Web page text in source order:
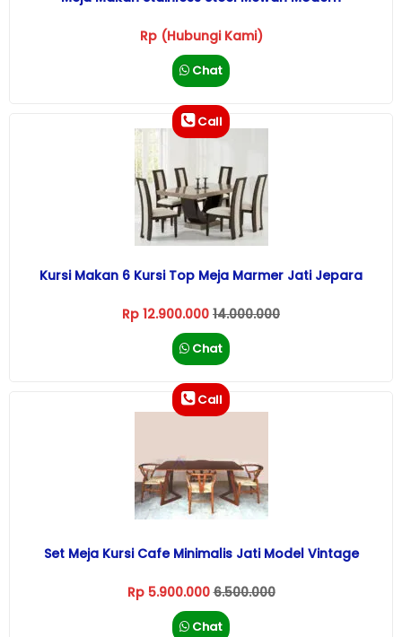
Rp (Hubungi Kami)
Chat
Call
Kursi Makan 6 Kursi Top Meja Marmer Jati Jepara
Rp 12.900.000 14.000.000
Chat
Call
Set Meja Kursi Cafe Minimalis Jati Model Vintage
Rp 5.900.0006.500.000
Chat